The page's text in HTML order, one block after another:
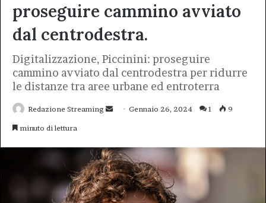
proseguire cammino avviato
dal centrodestra.
Digitalizzazione, Piccinini: proseguire
cammino avviato dal centrodestra per ridurre
le distanze tra aree urbane ed entroterra
Redazione Streaming
InviaGennaio 26, 2024 1 9
minuto di lettura